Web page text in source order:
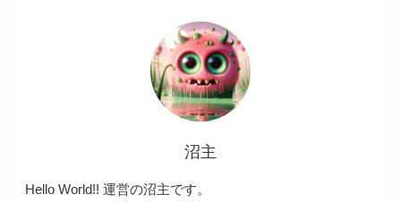
沼主
Hello World!! 運営の沼主です。